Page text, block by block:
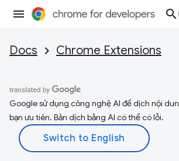
Docs Chrome Extensions
Google sử dụng công nghệ AI để dịch nội
bạn ưu tiên. Bản dịch bằng AI có thể có lỗi.